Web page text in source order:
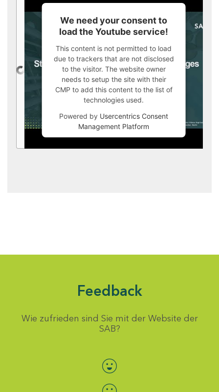
We need your consent to
load the Youtube service!
This content is not permitted to load
due to trackers that are not disclosed
to the visitor. The website owner
needs to setup the site with their
CMP to add this content to the list of
technologies used.
Powered by Usercentrics Consent
Management Platform
Feedback
Wie zufrieden sind Sie mit der Website der
SAB?
Bewertung auswählen